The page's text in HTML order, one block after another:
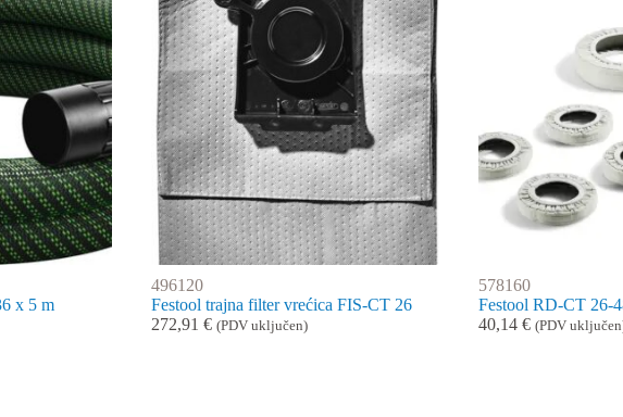
x 5 m
496120
Festool trajna filter vrećica FIS-CT 26
272,91 € (PDV uključen)
578160
Festool RD-CT 26-
40,14€ (PDV